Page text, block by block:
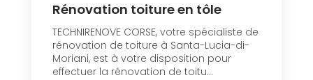
Rénovation toiture en tôle
TECHNIRENOVE CORSE, votre spécialiste de
rénovation de toiture à Santa-Lucia-di-
Moriani, est à votre disposition pour
effectuer la rénovation de toitu...